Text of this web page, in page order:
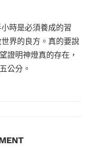
時是必須養成的習
界的良方。真的要說
證明神燈真的存在，
公分。